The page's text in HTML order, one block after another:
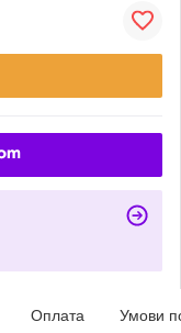
Оплата Умови